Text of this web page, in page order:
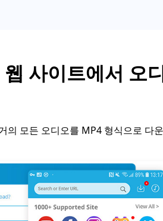
사이트에서 오
의 모든 오디오를 MP4 형식으로 다